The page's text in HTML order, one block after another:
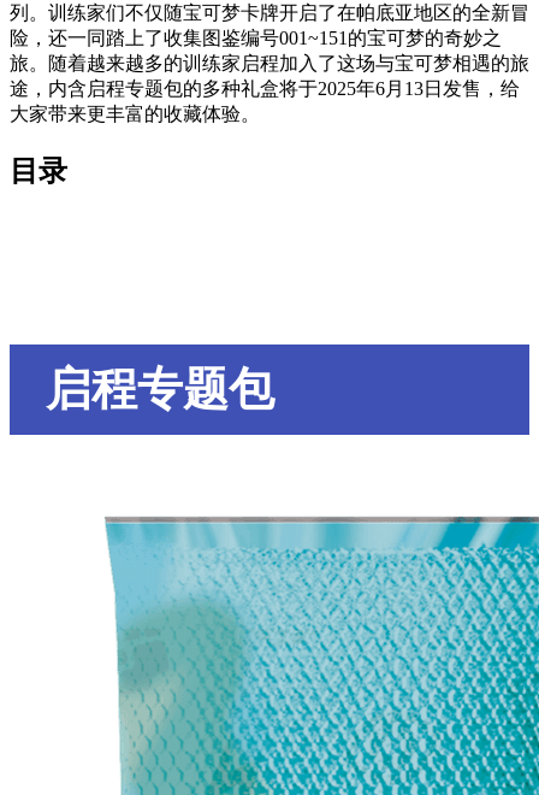
列。训练家们不仅随宝可梦卡牌开启了在帕底亚地区的全新冒
险，还一同踏上了收集图鉴编号001~151的宝可梦的奇妙之
旅。随着越来越多的训练家启程加入了这场与宝可梦相遇的旅
途，内含启程专题包的多种礼盒将于2025年6月13日发售，给
大家带来更丰富的收藏体验。
目录
启程专题包